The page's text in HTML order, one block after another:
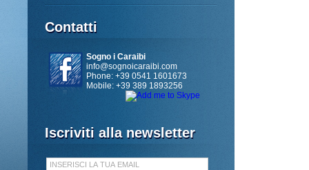
Contatti
Sogno i Caraibi
info@sognoicaraibi.com
Phone: +39 0541 1601673
Mobile: +39 389 1893256
Iscriviti alla newsletter